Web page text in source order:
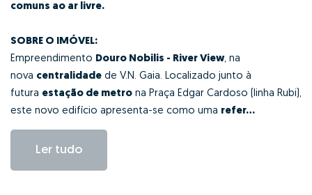
comuns ao ar livre.
SOBRE O IMÓVEL:
Empreendimento Douro Nobilis - River View, na
nova centralidade de V.N. Gaia. Localizado junto à
futura estação de metro na Praça Edgar Cardoso (linha Rubi),
este novo edifício apresenta-se como uma refer...
Ler tudo